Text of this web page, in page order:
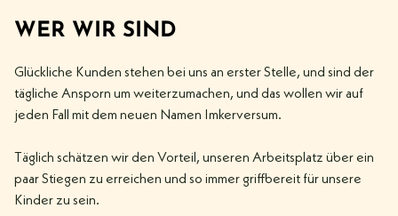
WER WIR SIND
Glückliche Kunden stehen bei uns an erster Stelle, und sind der
tägliche Ansporn um weiterzumachen, und das wollen wir auf
jeden Fall mit dem neuen Namen Imkerversum.
Täglich schätzen wir den Vorteil, unseren Arbeitsplatz über ein
paar Stiegen zu erreichen und so immer griffbereit für unsere
Kinder zu sein.